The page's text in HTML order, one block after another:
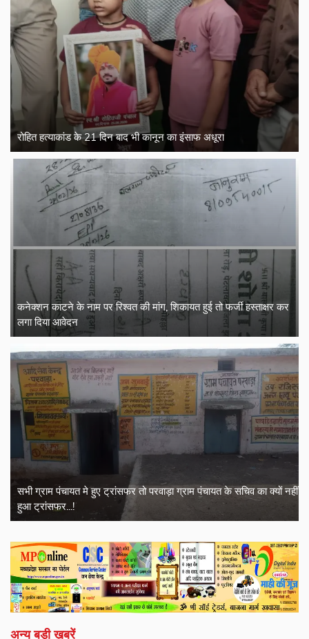
रोहित हत्याकांड के 21 दिन बाद भी कानून का इंसाफ अधूरा
कनेक्शन काटने के नाम पर रिश्वत की मांग, शिकायत हुई तो फर्जी हस्ताक्षर कर
लगा दिया आवेदन
सभी ग्राम पंचायत मे हुए ट्रांसफर तो परवाड़ा ग्राम पंचायत के सचिव का क्यों नहीं
हुआ ट्रांसफर...!
अन्य बड़ी ख़बरें